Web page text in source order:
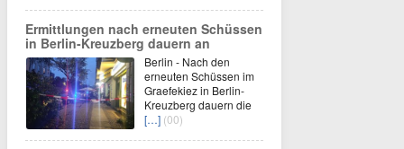
Ermittlungen nach erneuten Schüssen
in Berlin-Kreuzberg dauern an
Berlin - Nach den
erneuten Schüssen im
Graefekiez in Berlin-
Kreuzberg dauern die
[…] (00)